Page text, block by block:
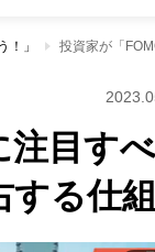
！」
注目す
する仕